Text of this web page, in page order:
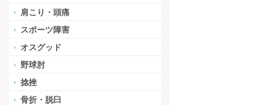
肩こり・頭痛
スポーツ障害
オスグッド
野球肘
捻挫
骨折・脱臼